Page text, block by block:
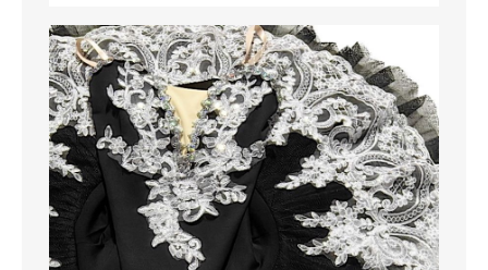
TUTE E FELPE
UOMO
CAMICIE
CARNEVALE
DANZA